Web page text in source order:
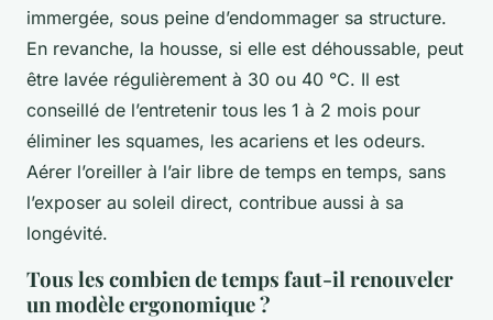
immergée, sous peine d’endommager sa structure.
En revanche, la housse, si elle est déhoussable, peut
être lavée régulièrement à 30 ou 40 °C. Il est
conseillé de l’entretenir tous les 1 à 2 mois pour
éliminer les squames, les acariens et les odeurs.
Aérer l’oreiller à l’air libre de temps en temps, sans
l’exposer au soleil direct, contribue aussi à sa
longévité.
Tous les combien de temps faut-il renouveler
un modèle ergonomique ?